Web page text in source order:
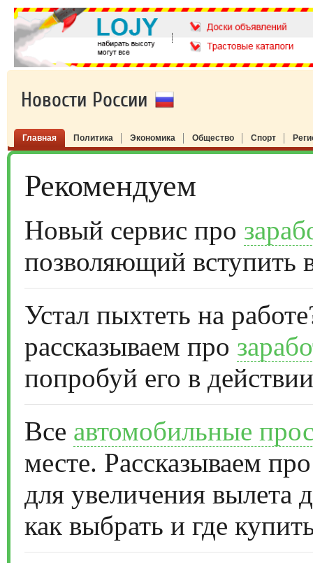
Новости России
Главная Политика Экономика Общество Спорт
Рекомендуем
Новый сервис про
позволяющий вступить
Устал пыхтеть на
рассказываем про
попробуй его в
Все автомобильные
месте. Рассказываем
для увеличения вылета
как выбрать и где